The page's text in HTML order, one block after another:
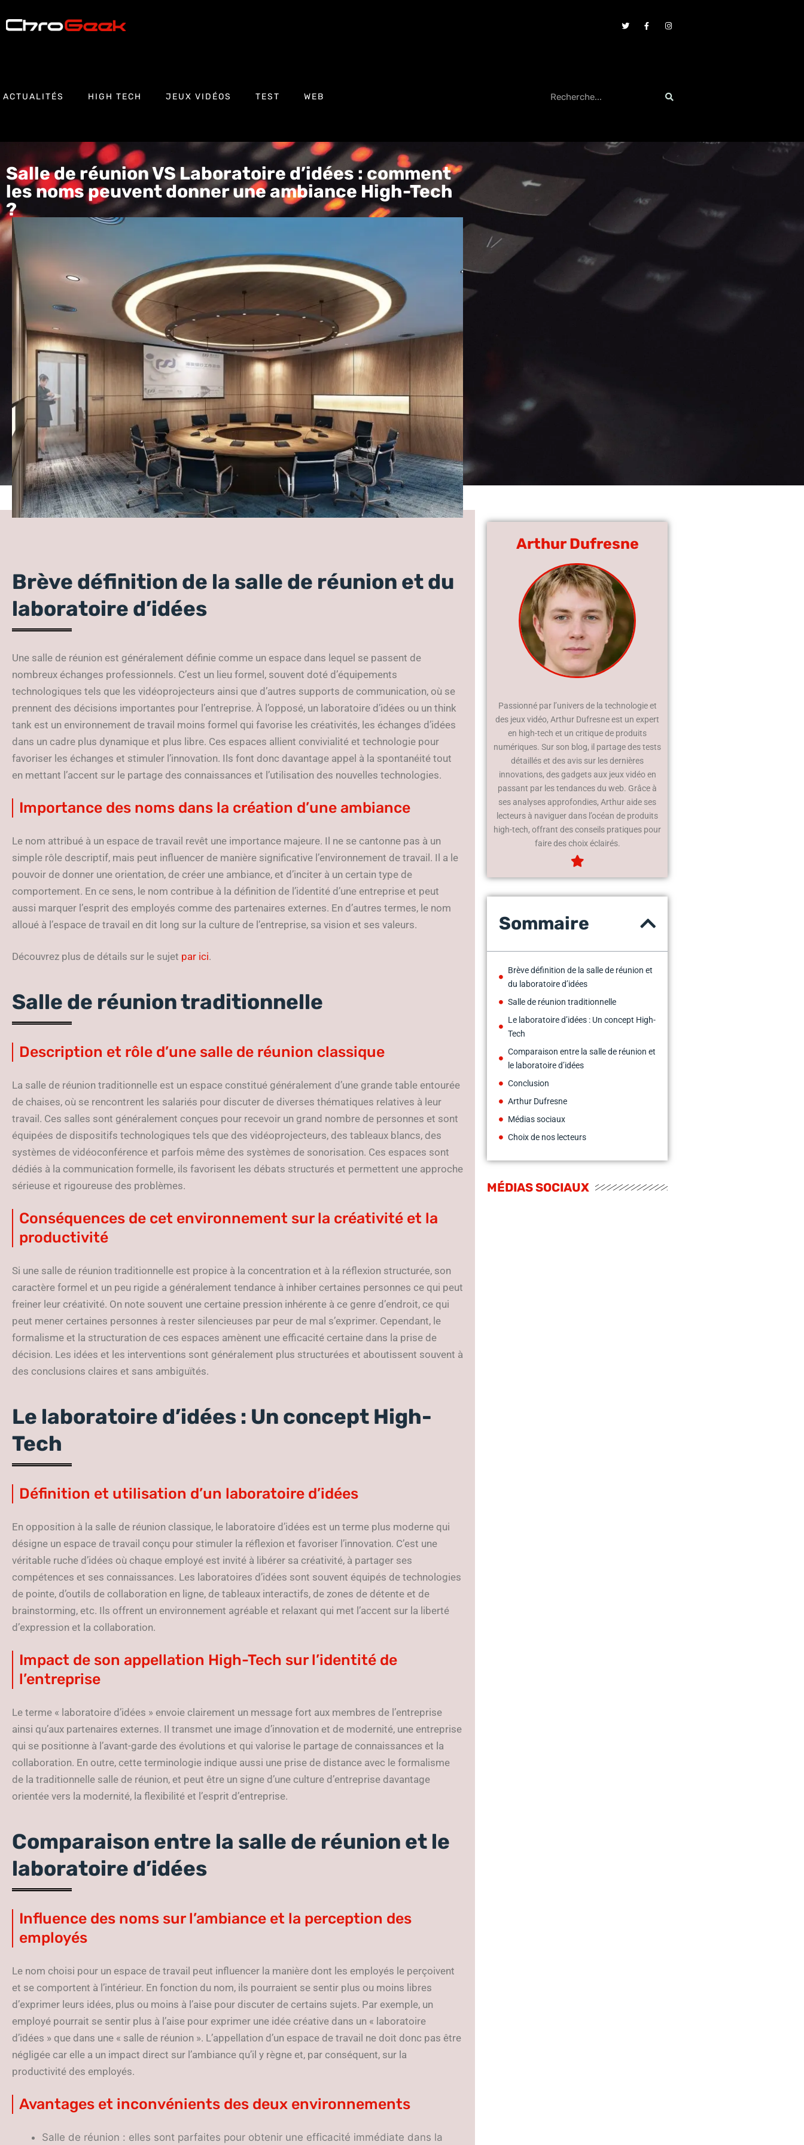
ACTUALITÉS HIGH TECH JEUX VIDÉOS TEST WEB
Salle de réunion VS Laboratoire d’idées : comment
les noms peuvent donner une ambiance High-Tech
?
Brève définition de la salle de réunion et du
laboratoire d’idées
Une salle de réunion est généralement définie comme un espace dans lequel se passent de
nombreux échanges professionnels. C’est un lieu formel, souvent doté d’équipements
technologiques tels que les vidéoprojecteurs ainsi que d’autres supports de communication, où se
prennent des décisions importantes pour l’entreprise. À l’opposé, un laboratoire d’idées ou un think
tank est un environnement de travail moins formel qui favorise les créativités, les échanges d’idées
dans un cadre plus dynamique et plus libre. Ces espaces allient convivialité et technologie pour
favoriser les échanges et stimuler l’innovation. Ils font donc davantage appel à la spontanéité tout
en mettant l’accent sur le partage des connaissances et l’utilisation des nouvelles technologies.
Importance des noms dans la création d’une ambiance
Le nom attribué à un espace de travail revêt une importance majeure. Il ne se cantonne pas à un
simple rôle descriptif, mais peut influencer de manière significative l’environnement de travail. Il a le
pouvoir de donner une orientation, de créer une ambiance, et d’inciter à un certain type de
comportement. En ce sens, le nom contribue à la définition de l’identité d’une entreprise et peut
aussi marquer l’esprit des employés comme des partenaires externes. En d’autres termes, le nom
alloué à l’espace de travail en dit long sur la culture de l’entreprise, sa vision et ses valeurs.
Découvrez plus de détails sur le sujet par ici.
Salle de réunion traditionnelle
Description et rôle d’une salle de réunion classique
La salle de réunion traditionnelle est un espace constitué généralement d’une grande table entourée
de chaises, où se rencontrent les salariés pour discuter de diverses thématiques relatives à leur
travail. Ces salles sont généralement conçues pour recevoir un grand nombre de personnes et sont
équipées de dispositifs technologiques tels que des vidéoprojecteurs, des tableaux blancs, des
systèmes de vidéoconférence et parfois même des systèmes de sonorisation. Ces espaces sont
dédiés à la communication formelle, ils favorisent les débats structurés et permettent une approche
sérieuse et rigoureuse des problèmes.
Conséquences de cet environnement sur la créativité et la
productivité
Si une salle de réunion traditionnelle est propice à la concentration et à la réflexion structurée, son
caractère formel et un peu rigide a généralement tendance à inhiber certaines personnes ce qui peut
freiner leur créativité. On note souvent une certaine pression inhérente à ce genre d’endroit, ce qui
peut mener certaines personnes à rester silencieuses par peur de mal s’exprimer. Cependant, le
formalisme et la structuration de ces espaces amènent une efficacité certaine dans la prise de
décision. Les idées et les interventions sont généralement plus structurées et aboutissent souvent à
des conclusions claires et sans ambiguïtés.
Le laboratoire d’idées : Un concept High-
Tech
Définition et utilisation d’un laboratoire d’idées
En opposition à la salle de réunion classique, le laboratoire d’idées est un terme plus moderne qui
désigne un espace de travail conçu pour stimuler la réflexion et favoriser l’innovation. C’est une
véritable ruche d’idées où chaque employé est invité à libérer sa créativité, à partager ses
compétences et ses connaissances. Les laboratoires d’idées sont souvent équipés de technologies
de pointe, d’outils de collaboration en ligne, de tableaux interactifs, de zones de détente et de
brainstorming, etc. Ils offrent un environnement agréable et relaxant qui met l’accent sur la liberté
d’expression et la collaboration.
Impact de son appellation High-Tech sur l’identité de
l’entreprise
Le terme « laboratoire d’idées » envoie clairement un message fort aux membres de l’entreprise
ainsi qu’aux partenaires externes. Il transmet une image d’innovation et de modernité, une entreprise
qui se positionne à l’avant-garde des évolutions et qui valorise le partage de connaissances et la
collaboration. En outre, cette terminologie indique aussi une prise de distance avec le formalisme
de la traditionnelle salle de réunion, et peut être un signe d’une culture d’entreprise davantage
orientée vers la modernité, la flexibilité et l’esprit d’entreprise.
Comparaison entre la salle de réunion et le
laboratoire d’idées
Influence des noms sur l’ambiance et la perception des
employés
Le nom choisi pour un espace de travail peut influencer la manière dont les employés le perçoivent
et se comportent à l’intérieur. En fonction du nom, ils pourraient se sentir plus ou moins libres
d’exprimer leurs idées, plus ou moins à l’aise pour discuter de certains sujets. Par exemple, un
employé pourrait se sentir plus à l’aise pour exprimer une idée créative dans un « laboratoire
d’idées » que dans une « salle de réunion ». L’appellation d’un espace de travail ne doit donc pas être
négligée car elle a un impact direct sur l’ambiance qu’il y règne et, par conséquent, sur la
productivité des employés.
Avantages et inconvénients des deux environnements
Salle de réunion : elles sont parfaites pour obtenir une efficacité immédiate dans la
Arthur Dufresne
Passionné par l’univers de la technologie et
des jeux vidéo, Arthur Dufresne est un expert
en high-tech et un critique de produits
numériques. Sur son blog, il partage des tests
détaillés et des avis sur les dernières
innovations, des gadgets aux jeux vidéo en
passant par les tendances du web. Grâce à
ses analyses approfondies, Arthur aide ses
lecteurs à naviguer dans l’océan de produits
high-tech, offrant des conseils pratiques pour
faire des choix éclairés.
Sommaire
Brève définition de la salle de réunion et
du laboratoire d’idées
Salle de réunion traditionnelle
Le laboratoire d’idées : Un concept High-
Tech
Comparaison entre la salle de réunion et
le laboratoire d’idées
Conclusion
Arthur Dufresne
Médias sociaux
Choix de nos lecteurs
MÉDIAS SOCIAUX